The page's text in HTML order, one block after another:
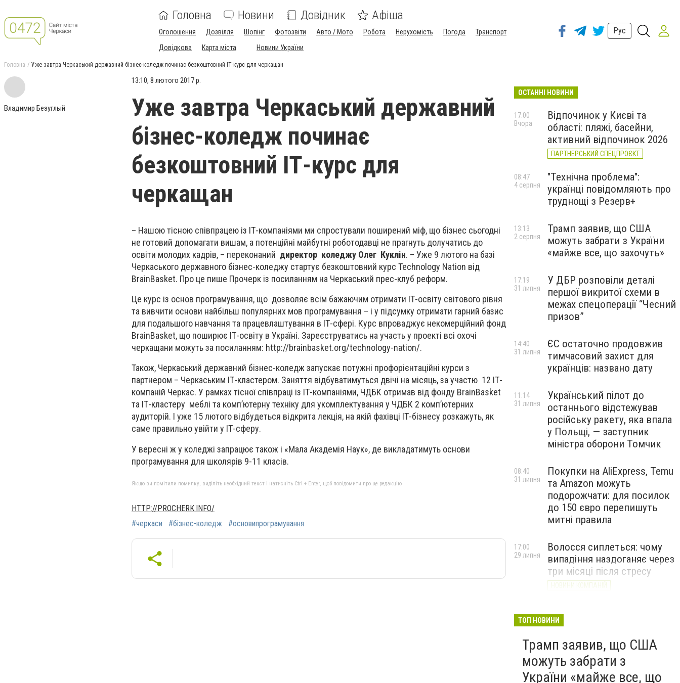
Головна Новини Довідник Афіша
Оголошення Дозвілля Шопінг Фотозвіти Авто / Мото Робота Нерухомість Погода
Транспорт
Довідкова
Карта міста Новини України
Рус
Головна Уже завтра Черкаський державний бізнес-коледж починає безкоштовний ІТ-курс для черкащан
Владимир Безуглый
13:10, 8 лютого 2017 р.
Уже завтра Черкаський державний
бізнес-коледж починає
безкоштовний ІТ-курс для
черкащан
– Нашою тісною співпрацею із ІТ-компаніями ми спростували поширений міф, що бізнес сьогодні
не готовий допомагати вишам, а потенційні майбутні роботодавці не прагнуть долучатись до
освіти молодих кадрів, – переконаний директор коледжу Олег Куклін. – Уже 9 лютого на базі
Черкаського державного бізнес-коледжу стартує безкоштовний курс Technology Nation від
BrainBasket. Про це пише Прочерк із посиланням на Черкаський прес-клуб реформ.
Це курс із основ програмування, що дозволяє всім бажаючим отримати ІТ-освіту світового рівня
та вивчити основи найбільш популярних мов програмування – і у підсумку отримати гарний базис
для подальшого навчання та працевлаштування в IТ-сфері. Курс впроваджує некомерційний фонд
BrainBasket, що поширює ІТ-освіту в Україні. Зареєструватись на участь у проекті всі охочі
черкащани можуть за посиланням: http://brainbasket.org/technology-nation/.
Також, Черкаський державний бізнес-коледж запускає потужні профорієнтаційні курси з
партнером – Черкаським ІТ-кластером. Заняття відбуватимуться двічі на місяць, за участю 12 ІТ-
компаній Черкас. У рамках тісної співпраці із ІТ-компаніями, ЧДБК отримав від фонду BrainBasket
та ІТ-кластеру меблі та комп’ютерну техніку для укомплектування у ЧДБК 2 комп’ютерних
аудиторій. І уже 15 лютого відбудеться відкрита лекція, на якій фахівці ІТ-бізнесу розкажуть, як
саме правильно увійти у ІТ-сферу.
У вересні ж у коледжі запрацює також і «Мала Академія Наук», де викладатимуть основи
програмування для школярів 9-11 класів.
Якщо ви помітили помилку, виділіть необхідний текст і натисніть Ctrl + Enter, щоб повідомити про це редакцію
HTTP://PROCHERK.INFO/
#черкаси
#бізнес-коледж #основипрограмування
ОСТАННІ НОВИНИ
Відпочинок у Києві та
області: пляжі, басейни,
активний відпочинок 2026
ПАРТНЕРСЬКИЙ СПЕЦПРОЄКТ
17:00
Вчора
"Технічна проблема":
українці повідомляють про
труднощі з Резерв+
08:47
4 серпня
Трамп заявив, що США
можуть забрати з України
«майже все, що захочуть»
13:13
2 серпня
У ДБР розповіли деталі
першої викритої схеми в
межах спецоперації “Чесний
призов”
17:19
31 липня
ЄС остаточно продовжив
тимчасовий захист для
українців: названо дату
14:40
31 липня
Український пілот до
останнього відстежував
російську ракету, яка впала
у Польщі, — заступник
міністра оборони Томчик
11:14
31 липня
Покупки на AliExpress, Temu
та Amazon можуть
подорожчати: для посилок
до 150 євро перепишуть
митні правила
08:40
31 липня
Волосся сиплеться: чому
випадіння наздоганяє через
три місяці після стресу
НОВИНИ КОМПАНІЙ
17:00
29 липня
ТОП НОВИНИ
Трамп заявив, що США
можуть забрати з
України «майже все, що